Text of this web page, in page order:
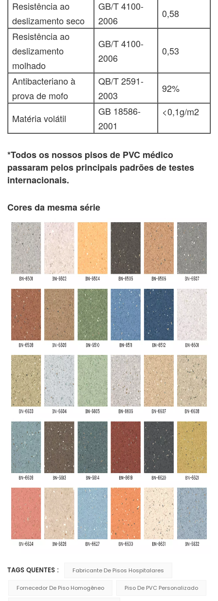
Resistência ao
deslizamento seco
GB/T 4100-
2006
0,58
Resistência ao
deslizamento
molhado
GB/T 4100-
2006
0,53
Antibacteriano à
prova de mofo
QB/T 2591-
2003
92%
Matéria volátil
GB 18586-
2001
<0,1g/m2
*Todos os nossos pisos de PVC médico
passaram pelos principais padrões de testes
internacionais.
Cores da mesma série
TAGS QUENTES : Fabricante De Pisos Hospitalares
Fornecedor De Piso Homogêneo Piso De PVC Personalizado